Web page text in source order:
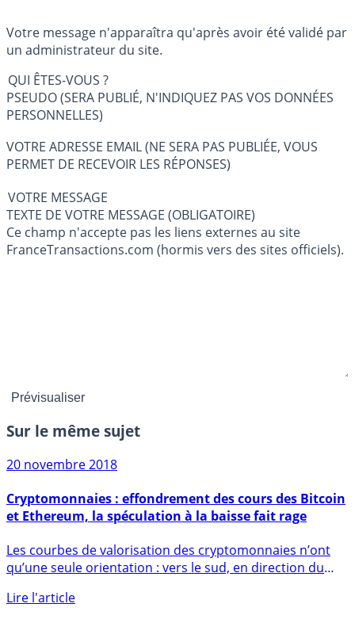
Votre message n'apparaîtra qu'après avoir été validé par
un administrateur du site.
QUI ÊTES-VOUS ?
PSEUDO (SERA PUBLIÉ, N'INDIQUEZ PAS VOS DONNÉES
PERSONNELLES)
VOTRE ADRESSE EMAIL (NE SERA PAS PUBLIÉE, VOUS
PERMET DE RECEVOIR LES RÉPONSES)
VOTRE MESSAGE
TEXTE DE VOTRE MESSAGE (OBLIGATOIRE)
Ce champ n'accepte pas les liens externes au site
FranceTransactions.com (hormis vers des sites officiels).
Sur le même sujet
20 novembre 2018
et Ethereum, la spéculation à la baisse fait rage
qu’une seule orientation : vers le sud, en direction du